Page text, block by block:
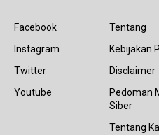
Facebook
Instagram
Twitter
Youtube
Tentang
Kebijakan
Disclaimer
Pedoman
Siber
Tentang